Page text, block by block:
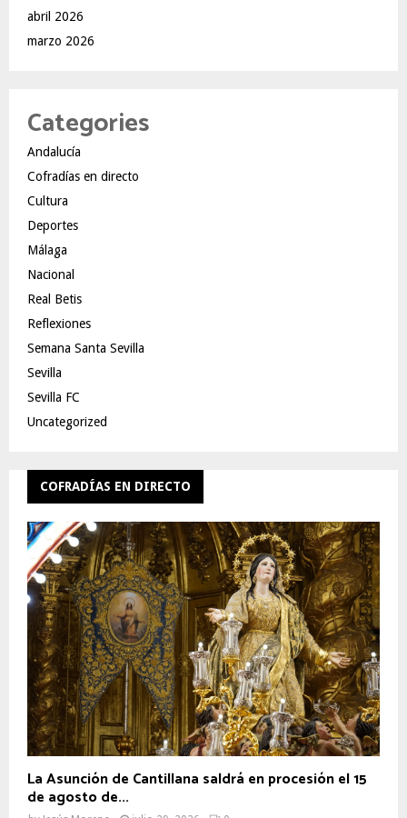
abril 2026
marzo 2026
Categories
Andalucía
Cofradías en directo
Cultura
Deportes
Málaga
Nacional
Real Betis
Reflexiones
Semana Santa Sevilla
Sevilla
Sevilla FC
Uncategorized
COFRADÍAS EN DIRECTO
La Asunción de Cantillana saldrá en procesión el 15
de agosto de...